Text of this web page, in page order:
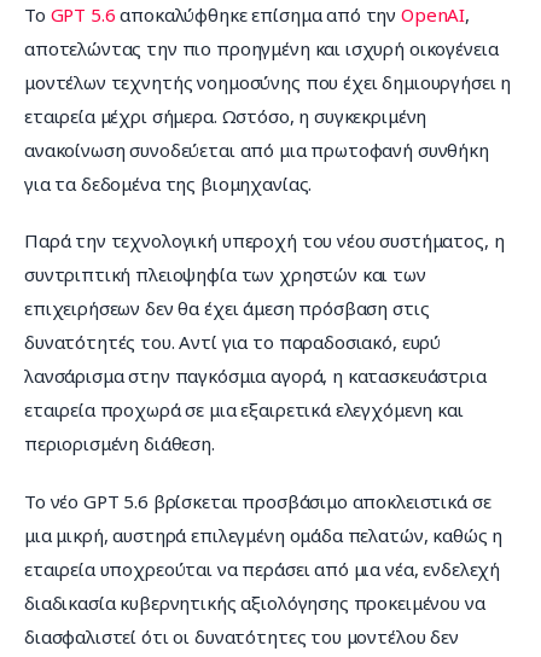
Το GPT 5.6 αποκαλύφθηκε επίσημα από την OpenAI,
αποτελώντας την πιο προηγμένη και ισχυρή οικογένεια
μοντέλων τεχνητής νοημοσύνης που έχει δημιουργήσει η
εταιρεία μέχρι σήμερα. Ωστόσο, η συγκεκριμένη
ανακοίνωση συνοδεύεται από μια πρωτοφανή συνθήκη
για τα δεδομένα της βιομηχανίας.
Παρά την τεχνολογική υπεροχή του νέου συστήματος, η
συντριπτική πλειοψηφία των χρηστών και των
επιχειρήσεων δεν θα έχει άμεση πρόσβαση στις
δυνατότητές του. Αντί για το παραδοσιακό, ευρύ
λανσάρισμα στην παγκόσμια αγορά, η κατασκευάστρια
εταιρεία προχωρά σε μια εξαιρετικά ελεγχόμενη και
περιορισμένη διάθεση.
Το νέο GPT 5.6 βρίσκεται προσβάσιμο αποκλειστικά σε
μια μικρή, αυστηρά επιλεγμένη ομάδα πελατών, καθώς η
εταιρεία υποχρεούται να περάσει από μια νέα, ενδελεχή
διαδικασία κυβερνητικής αξιολόγησης προκειμένου να
διασφαλιστεί ότι οι δυνατότητες του μοντέλου δεν